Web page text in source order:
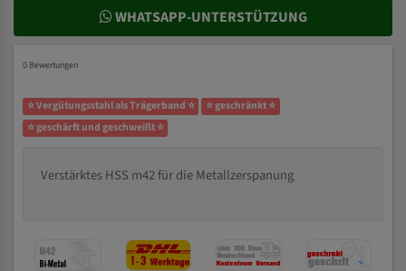
WHATSAPP-UNTERSTÜTZUNG
0 Bewertungen
⭐ Vergütungsstahl als Trägerband ⭐
⭐ geschränkt ⭐
⭐ geschärft und geschweißt ⭐
Verstärktes HSS m42 für die Metallzerspanung